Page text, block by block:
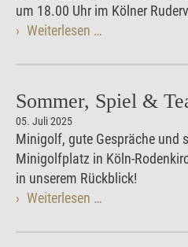
um 18.00 Uhr im Kölner
Weiterlesen …
Sommer, Spiel &
05. Juli 2025
Minigolf, gute Gespräche und
Minigolfplatz in Köln-
in unserem Rückblick!
Weiterlesen …